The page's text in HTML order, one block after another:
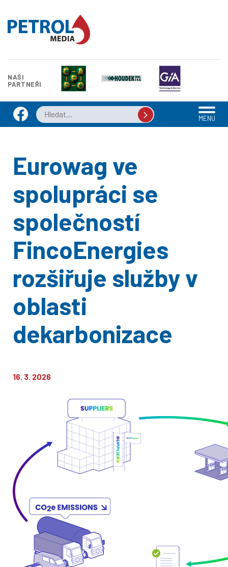
NAŠI
PARTNEŘI
MENU
Eurowag ve
spolupráci se
společností
FincoEnergies
rozšiřuje služby v
oblasti
dekarbonizace
16. 3. 2026